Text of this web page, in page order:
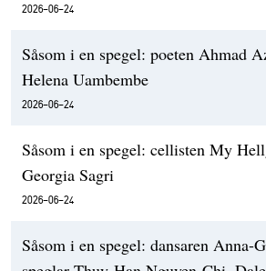
2026-06-24
Såsom i en spegel: poeten Ahmad
Helena Uambembe
2026-06-24
Såsom i en spegel: cellisten My
Georgia Sagri
2026-06-24
Såsom i en spegel: dansaren Anna-